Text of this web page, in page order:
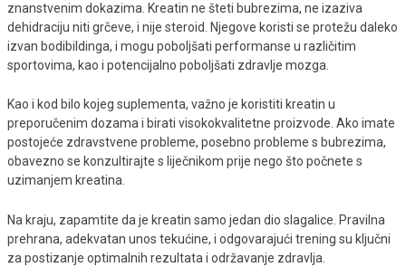
znanstvenim dokazima. Kreatin ne šteti bubrezima, ne izaziva
dehidraciju niti grčeve, i nije steroid. Njegove koristi se protežu daleko
izvan bodibildinga, i mogu poboljšati performanse u različitim
sportovima, kao i potencijalno poboljšati zdravlje mozga.
Kao i kod bilo kojeg suplementa, važno je koristiti kreatin u
preporučenim dozama i birati visokokvalitetne proizvode. Ako imate
postojeće zdravstvene probleme, posebno probleme s bubrezima,
obavezno se konzultirajte s liječnikom prije nego što počnete s
uzimanjem kreatina.
Na kraju, zapamtite da je kreatin samo jedan dio slagalice. Pravilna
prehrana, adekvatan unos tekućine, i odgovarajući trening su ključni
za postizanje optimalnih rezultata i održavanje zdravlja.